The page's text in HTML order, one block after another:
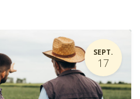
SEPT.
17